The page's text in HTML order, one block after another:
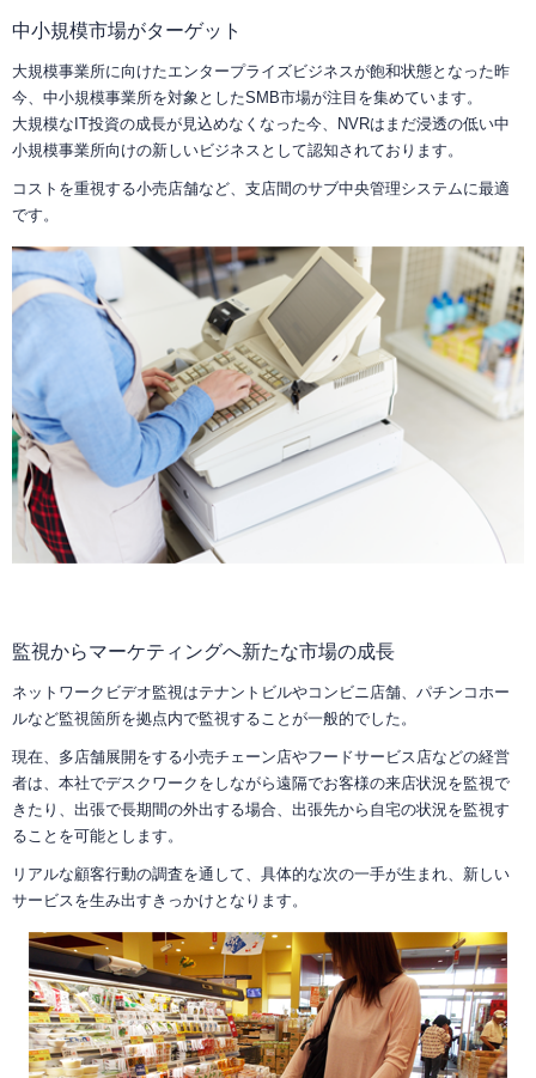
中小規模市場がターゲット
大規模事業所に向けたエンタープライズビジネスが飽和状態となった昨
今、中小規模事業所を対象としたSMB市場が注目を集めています。
大規模なIT投資の成長が見込めなくなった今、NVRはまだ浸透の低い中
小規模事業所向けの新しいビジネスとして認知されております。
コストを重視する小売店舗など、支店間のサブ中央管理システムに最適
です。
監視からマーケティングへ新たな市場の成長
ネットワークビデオ監視はテナントビルやコンビニ店舗、パチンコホー
ルなど監視箇所を拠点内で監視することが一般的でした。
現在、多店舗展開をする小売チェーン店やフードサービス店などの経営
者は、本社でデスクワークをしながら遠隔でお客様の来店状況を監視で
きたり、出張で長期間の外出する場合、出張先から自宅の状況を監視す
ることを可能とします。
リアルな顧客行動の調査を通して、具体的な次の一手が生まれ、新しい
サービスを生み出すきっかけとなります。